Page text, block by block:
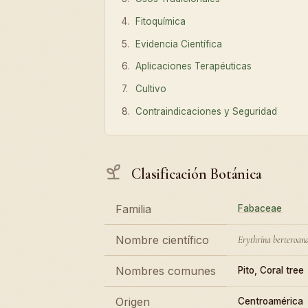
Fitoquímica
Evidencia Científica
Aplicaciones Terapéuticas
Cultivo
Contraindicaciones y Seguridad
Clasificación Botánica
Familia Fabaceae
Nombre científico Erythrina
Nombres comunes Pito, Coral tree
Origen Centroamérica